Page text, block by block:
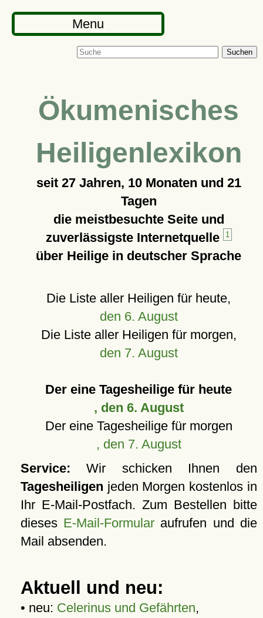
Menu
Suchen
Ökumenisches
Heiligenlexikon
seit 27 Jahren, 10 Monaten und 21
Tagen
die meistbesuchte Seite und
zuverlässigste Internetquelle
1
über Heilige in deutscher Sprache
Die Liste aller Heiligen für heute,
den 6. August
Die Liste aller Heiligen für morgen,
den 7. August
Der eine Tagesheilige für heute
, den 6. August
Der eine Tagesheilige für morgen
, den 7. August
Service: Wir schicken Ihnen den
Tagesheiligen jeden Morgen kostenlos in
Ihr E-Mail-Postfach. Zum Bestellen bitte
dieses E-Mail-Formular aufrufen und die
Mail absenden.
Aktuell und neu:
• neu: Celerinus und Gefährten,